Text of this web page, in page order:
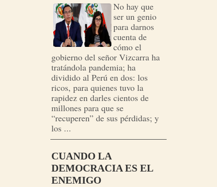
No hay que
ser un genio
para darnos
cuenta de
cómo el
gobierno del señor Vizcarra ha
tratándola pandemia; ha
dividido al Perú en dos: los
ricos, para quienes tuvo la
rapidez en darles cientos de
millones para que se
“recuperen” de sus pérdidas; y
los ...
CUANDO LA
DEMOCRACIA ES EL
ENEMIGO